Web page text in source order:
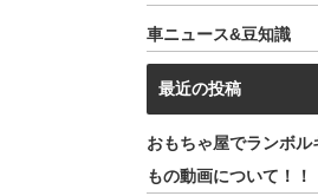
車ニュース&豆知識
最近の投稿
おもちゃ屋でランボ
もの動画について！！